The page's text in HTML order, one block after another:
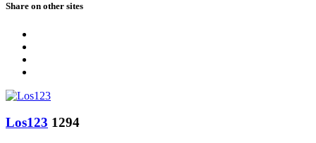
Share on other sites
Los123 1294